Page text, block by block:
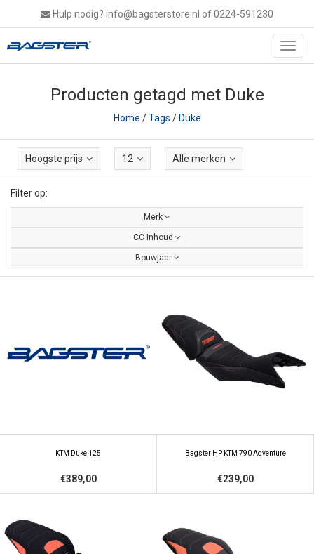
Hulp nodig? info@bagsterstore.nl of 0224-591230
Producten getagd met Duke
Home /Tags /Duke
Hoogste prijs 12 Alle merken
Filter op:
Merk
CC Inhoud
Bouwjaar
KTM Duke 125
€389,00
Bagster HP KTM 790 Adventure
€239,00